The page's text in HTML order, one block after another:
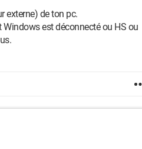
externe) de ton pc.
est déconnecté ou HS ou